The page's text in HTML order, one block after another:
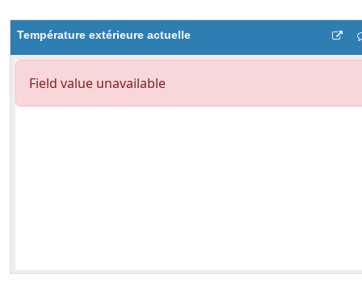
Température extérieure actuelle